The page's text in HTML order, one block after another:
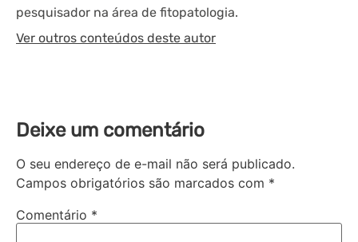
pesquisador na área de fitopatologia.
Ver outros conteúdos deste autor
Deixe um comentário
O seu endereço de e-mail não será publicado.
Campos obrigatórios são marcados com *
Comentário *